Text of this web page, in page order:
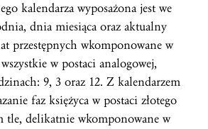
kalendarza wyposażona jest we
dnia miesiąca oraz aktualny
przestępnych wkomponowane w
w postaci analogowej,
9, 3 oraz 12. Z kalendarzem
faz księżyca w postaci złotego
tle, delikatnie wkomponowane w